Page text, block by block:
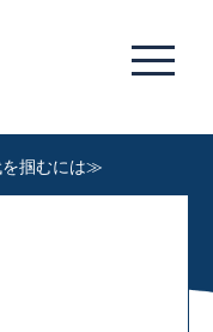
掴むには≫